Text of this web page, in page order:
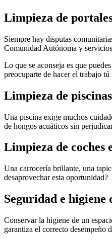
Limpieza de
Siempre hay disputas
Comunidad Autónoma y
Lo que se aconseja es que
preocuparte de hacer el trabajo tú
Limpieza de
Una piscina exige muchos
de hongos acuáticos sin
Limpieza de coches
Una carrocería brillante, una
desaprovechar esta oportunidad?
Seguridad e higiene
Conservar la higiene de un
garantiza el correcto desempeño